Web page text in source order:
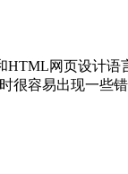
网页设计
很容易出现一些